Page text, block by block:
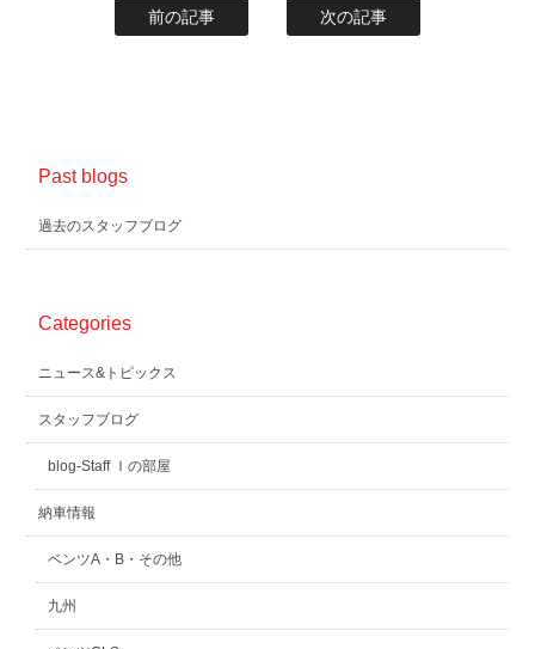
前の記事 次の記事
Past blogs
過去のスタッフブログ
Categories
ニュース&トピックス
スタッフブログ
blog-Staff Ｉの部屋
納車情報
ベンツA・B・その他
九州